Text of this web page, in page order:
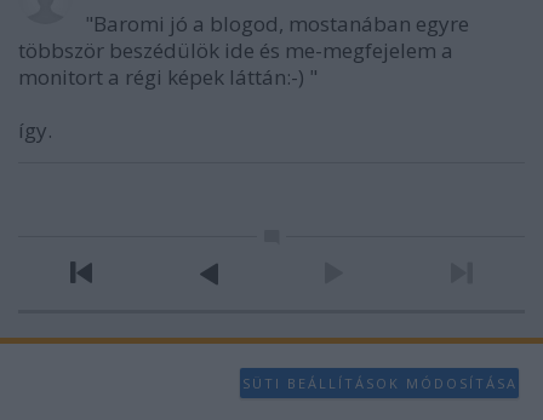
"Baromi jó a blogod, mostanában egyre
többször beszédülök ide és me-megfejelem a
monitort a régi képek láttán:-) "
így.
SÜTI BEÁLLÍTÁSOK MÓDOSÍTÁSA